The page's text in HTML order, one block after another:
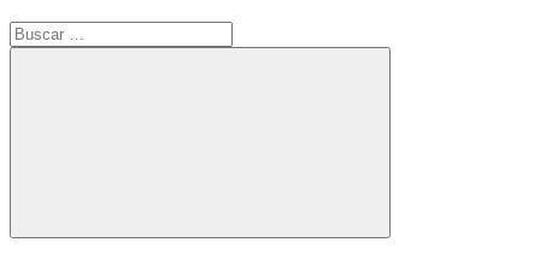
Buscar:
Buscar